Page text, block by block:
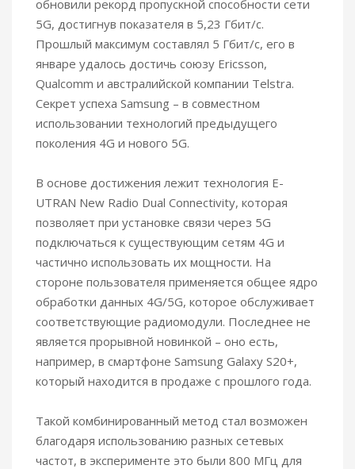
обновили рекорд пропускной способности сети
5G, достигнув показателя в 5,23 Гбит/с.
Прошлый максимум составлял 5 Гбит/с, его в
январе удалось достичь союзу Ericsson,
Qualcomm и австралийской компании Telstra.
Секрет успеха Samsung – в совместном
использовании технологий предыдущего
поколения 4G и нового 5G.
В основе достижения лежит технология E-
UTRAN New Radio Dual Connectivity, которая
позволяет при установке связи через 5G
подключаться к существующим сетям 4G и
частично использовать их мощности. На
стороне пользователя применяется общее ядро
обработки данных 4G/5G, которое обслуживает
соответствующие радиомодули. Последнее не
является прорывной новинкой – оно есть,
например, в смартфоне Samsung Galaxy S20+,
который находится в продаже с прошлого года.
Такой комбинированный метод стал возможен
благодаря использованию разных сетевых
частот, в эксперименте это были 800 МГц для